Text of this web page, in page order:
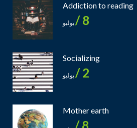
Addiction to reading
8 / يوليو
Socializing
2 / يوليو
Mother earth